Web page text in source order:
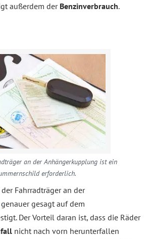
außerdem der Benzinverbrauch.
an der Anhängerkupplung ist ein
erforderlich.
Fahrradträger an der
genauer gesagt auf dem
Der Vorteil daran ist, dass die Räder
nicht nach vorn herunterfallen